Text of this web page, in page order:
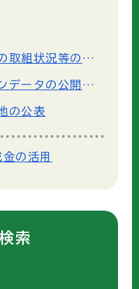
地方行政サービス改革の取組状況等の公表について
松川村におけるオープンデータの公開について
の公表
の活用
索